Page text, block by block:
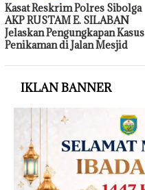
Kasat Reskrim Polres Sibolga
AKP RUSTAM E. SILABAN
Jelaskan Pengungkapan Kasus
Penikaman di Jalan Mesjid
IKLAN BANNER